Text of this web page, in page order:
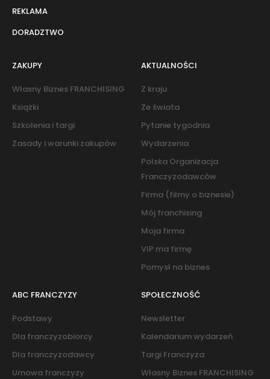
REKLAMA
DORADZTWO
ZAKUPY
Własny Biznes FRANCHISING
Książki
Szkolenia i targi
Zasady i warunki zakupów
AKTUALNOŚCI
Z kraju
Ze świata
Pytanie tygodnia
Wydarzenia
Polska Organizacja
Franczyzodawców
Firma (filmy o biznesie)
Mój franchising
Moja firma
VIP ma firmę
Pomysł na biznes
ABC FRANCZYZY
Podstawy
Dla franczyzobiorcy
Dla franczyzodawcy
Umowa franczyzy
SPOŁECZNOŚĆ
Newsletter
Kalendarium wydarzeń
Targi Franczyza
Własny Biznes FRANCHISING